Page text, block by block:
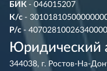
БИК - 046015207
К/с -
Р/с -
Юридический
344038, г. Ростов-На-